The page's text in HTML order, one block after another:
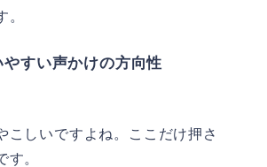
。
やすい声かけの方向性
こしいですよね。ここだけ押さ
す。